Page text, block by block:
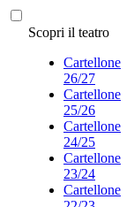
Scopri il teatro
Cartellone
26/27
Cartellone
25/26
Cartellone
24/25
Cartellone
23/24
Cartellone